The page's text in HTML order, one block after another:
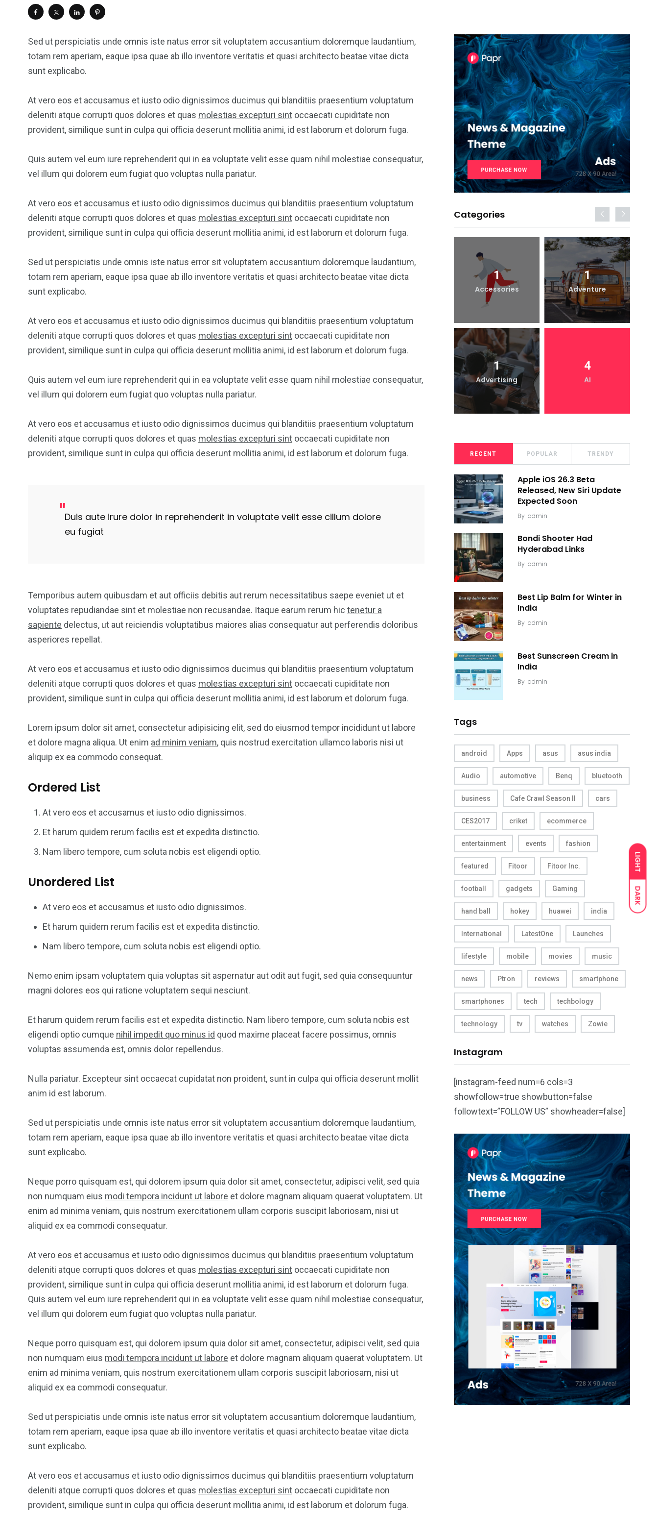
LIGHT
DARK
Sed ut perspiciatis unde omnis iste natus error sit voluptatem accusantium doloremque laudantium,
totam rem aperiam, eaque ipsa quae ab illo inventore veritatis et quasi architecto beatae vitae dicta
sunt explicabo.
At vero eos et accusamus et iusto odio dignissimos ducimus qui blanditiis praesentium voluptatum
deleniti atque corrupti quos dolores et quas molestias excepturi sint occaecati cupiditate non
provident, similique sunt in culpa qui officia deserunt mollitia animi, id est laborum et dolorum fuga.
Quis autem vel eum iure reprehenderit qui in ea voluptate velit esse quam nihil molestiae consequatur,
vel illum qui dolorem eum fugiat quo voluptas nulla pariatur.
At vero eos et accusamus et iusto odio dignissimos ducimus qui blanditiis praesentium voluptatum
deleniti atque corrupti quos dolores et quas molestias excepturi sint occaecati cupiditate non
provident, similique sunt in culpa qui officia deserunt mollitia animi, id est laborum et dolorum fuga.
Sed ut perspiciatis unde omnis iste natus error sit voluptatem accusantium doloremque laudantium,
totam rem aperiam, eaque ipsa quae ab illo inventore veritatis et quasi architecto beatae vitae dicta
sunt explicabo.
At vero eos et accusamus et iusto odio dignissimos ducimus qui blanditiis praesentium voluptatum
deleniti atque corrupti quos dolores et quas molestias excepturi sint occaecati cupiditate non
provident, similique sunt in culpa qui officia deserunt mollitia animi, id est laborum et dolorum fuga.
Quis autem vel eum iure reprehenderit qui in ea voluptate velit esse quam nihil molestiae consequatur,
vel illum qui dolorem eum fugiat quo voluptas nulla pariatur.
At vero eos et accusamus et iusto odio dignissimos ducimus qui blanditiis praesentium voluptatum
deleniti atque corrupti quos dolores et quas molestias excepturi sint occaecati cupiditate non
provident, similique sunt in culpa qui officia deserunt mollitia animi, id est laborum et dolorum fuga.
Duis aute irure dolor in reprehenderit in voluptate velit esse cillum dolore
eu fugiat
Temporibus autem quibusdam et aut officiis debitis aut rerum necessitatibus saepe eveniet ut et
voluptates repudiandae sint et molestiae non recusandae. Itaque earum rerum hic tenetur a
sapiente delectus, ut aut reiciendis voluptatibus maiores alias consequatur aut perferendis doloribus
asperiores repellat.
At vero eos et accusamus et iusto odio dignissimos ducimus qui blanditiis praesentium voluptatum
deleniti atque corrupti quos dolores et quas molestias excepturi sint occaecati cupiditate non
provident, similique sunt in culpa qui officia deserunt mollitia animi, id est laborum et dolorum fuga.
Lorem ipsum dolor sit amet, consectetur adipisicing elit, sed do eiusmod tempor incididunt ut labore
et dolore magna aliqua. Ut enim ad minim veniam, quis nostrud exercitation ullamco laboris nisi ut
aliquip ex ea commodo consequat.
Ordered List
At vero eos et accusamus et iusto odio dignissimos.
Et harum quidem rerum facilis est et expedita distinctio.
Nam libero tempore, cum soluta nobis est eligendi optio.
Unordered List
At vero eos et accusamus et iusto odio dignissimos.
Et harum quidem rerum facilis est et expedita distinctio.
Nam libero tempore, cum soluta nobis est eligendi optio.
Nemo enim ipsam voluptatem quia voluptas sit aspernatur aut odit aut fugit, sed quia consequuntur
magni dolores eos qui ratione voluptatem sequi nesciunt.
Et harum quidem rerum facilis est et expedita distinctio. Nam libero tempore, cum soluta nobis est
eligendi optio cumque nihil impedit quo minus id quod maxime placeat facere possimus, omnis
voluptas assumenda est, omnis dolor repellendus.
Nulla pariatur. Excepteur sint occaecat cupidatat non proident, sunt in culpa qui officia deserunt mollit
anim id est laborum.
Sed ut perspiciatis unde omnis iste natus error sit voluptatem accusantium doloremque laudantium,
totam rem aperiam, eaque ipsa quae ab illo inventore veritatis et quasi architecto beatae vitae dicta
sunt explicabo.
Neque porro quisquam est, qui dolorem ipsum quia dolor sit amet, consectetur, adipisci velit, sed quia
non numquam eius modi tempora incidunt ut labore et dolore magnam aliquam quaerat voluptatem. Ut
enim ad minima veniam, quis nostrum exercitationem ullam corporis suscipit laboriosam, nisi ut
aliquid ex ea commodi consequatur.
At vero eos et accusamus et iusto odio dignissimos ducimus qui blanditiis praesentium voluptatum
deleniti atque corrupti quos dolores et quas molestias excepturi sint occaecati cupiditate non
provident, similique sunt in culpa qui officia deserunt mollitia animi, id est laborum et dolorum fuga.
Quis autem vel eum iure reprehenderit qui in ea voluptate velit esse quam nihil molestiae consequatur,
vel illum qui dolorem eum fugiat quo voluptas nulla pariatur.
Neque porro quisquam est, qui dolorem ipsum quia dolor sit amet, consectetur, adipisci velit, sed quia
non numquam eius modi tempora incidunt ut labore et dolore magnam aliquam quaerat voluptatem. Ut
enim ad minima veniam, quis nostrum exercitationem ullam corporis suscipit laboriosam, nisi ut
aliquid ex ea commodi consequatur.
Sed ut perspiciatis unde omnis iste natus error sit voluptatem accusantium doloremque laudantium,
totam rem aperiam, eaque ipsa quae ab illo inventore veritatis et quasi architecto beatae vitae dicta
sunt explicabo.
At vero eos et accusamus et iusto odio dignissimos ducimus qui blanditiis praesentium voluptatum
deleniti atque corrupti quos dolores et quas molestias excepturi sint occaecati cupiditate non
provident, similique sunt in culpa qui officia deserunt mollitia animi, id est laborum et dolorum fuga.
Categories
11 1
Weekend Break Wildlife
4 4
Yomadic
1
Accessories
1
Adventure
1
Advertising
4
AI
RECENT POPULAR TRENDY
Apple iOS 26.3 Beta
Released, New Siri Update
Expected Soon
By admin
Bondi Shooter Had
Hyderabad Links
By admin
Best Lip Balm for Winter in
India
By admin
Best Sunscreen Cream in
India
By admin
Tags
android Apps asus asus india
Audio automotive Benq bluetooth
business Cafe Crawl Season II cars
CES2017 criket ecommerce
entertainment events fashion
featured Fitoor Fitoor Inc.
football gadgets Gaming
hand ball hokey huawei india
International LatestOne Launches
lifestyle mobile movies music
news Ptron reviews smartphone
smartphones tech techbology
technology tv watches Zowie
Instagram
[instagram-feed num=6 cols=3
showfollow=true showbutton=false
followtext=”FOLLOW US” showheader=false]